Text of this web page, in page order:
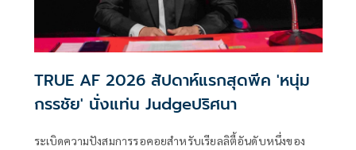
TRUE AF 2026 สัปดาห์แรกสุดพีค 'หนุ่ม
กรรชัย' นั่งแท่น Judgeปริศนา
ระเบิดความปังสมการรอคอยสำหรับเรียลลิตี้อันดับหนึ่งของ